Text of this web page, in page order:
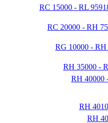
RC 15000 - RL
RC 20000 - RH
RG 10000 - RH
RH 35000 -
RH 40000
RH
RH